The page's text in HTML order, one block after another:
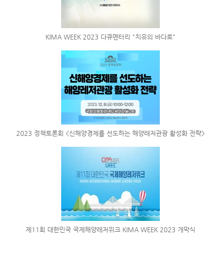
KIMA WEEK 2023 다큐멘터리 "치유의 바다로"
2023 정책토론회 <신해양경제를 선도하는 해양레저관광 활성화 전략>
제11회 대한민국 국제해양레저위크 KIMA WEEK 2023 개막식